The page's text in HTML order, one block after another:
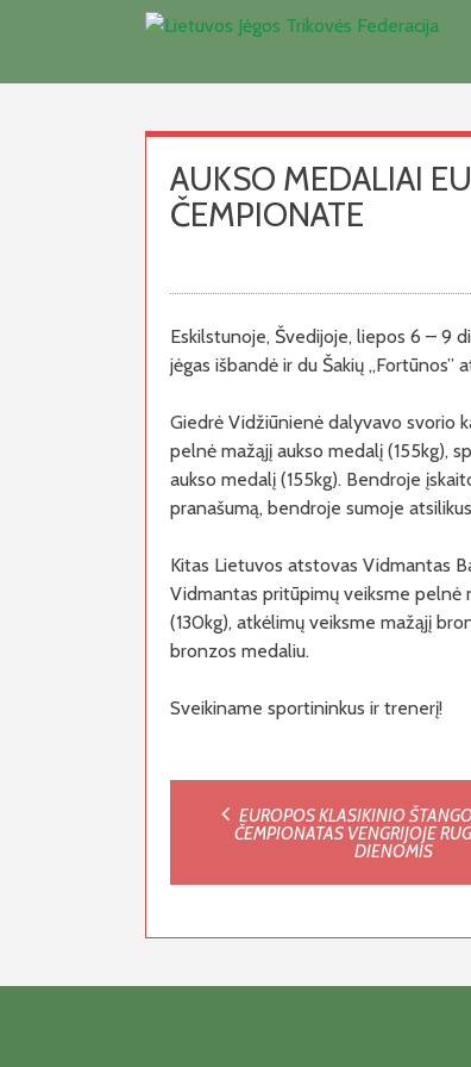
AUKSO MEDALIAI
ČEMPIONATE
Eskilstunoje, Švedijoje, liepos 6 – 9
jėgas išbandė ir du Šakių ,,Fortūnos”
Giedrė Vidžiūnienė dalyvavo svorio
pelnė mažąjį aukso medalį (155kg),
aukso medalį (155kg). Bendroje
pranašumą, bendroje sumoje
Kitas Lietuvos atstovas Vidmantas
Vidmantas pritūpimų veiksme pelnė
(130kg), atkėlimų veiksme mažąjį
bronzos medaliu.
Sveikiname sportininkus ir trenerį!
PostEUROPOS KLASIKINIO
ČEMPIONATAS VENGRIJOJE
DIENOMIS